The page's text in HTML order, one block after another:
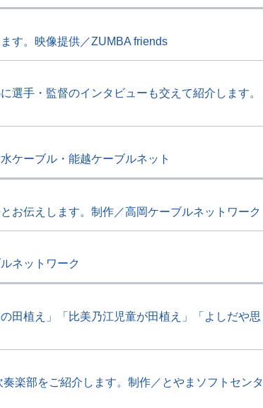
す。映像提供／ZUMBA friends
選手・監督のインタビューも交えて紹介します。
ケーブル・能越ケーブルネット
お伝えします。制作／高岡ケーブルネットワーク
ネットワーク
田植え」「比美乃江児童が田植え」「よしだや思
楽部をご紹介します。制作／とやまソフトセンタ